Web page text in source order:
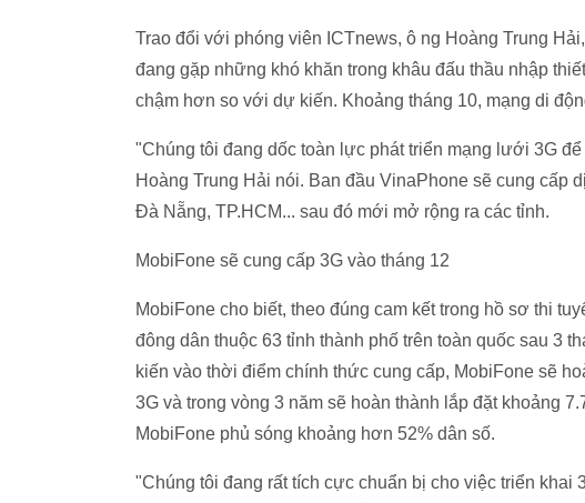
Trao đổi với phóng viên ICTnews, ô ng Hoàng Trung
đang gặp những khó khăn trong khâu đấu thầu nhập
chậm hơn so với dự kiến. Khoảng tháng 10, mạng di
"Chúng tôi đang dốc toàn lực phát triển mạng lưới 3G
Hoàng Trung Hải nói. Ban đầu VinaPhone sẽ cung cấp
Đà Nẵng, TP.HCM... sau đó mới mở rộng ra các tỉnh.
MobiFone sẽ cung cấp 3G vào tháng 12
MobiFone cho biết, theo đúng cam kết trong hồ sơ thi
đông dân thuộc 63 tỉnh thành phố trên toàn quốc sau 3
kiến vào thời điểm chính thức cung cấp, MobiFone sẽ
3G và trong vòng 3 năm sẽ hoàn thành lắp đặt khoảng
MobiFone phủ sóng khoảng hơn 52% dân số.
"Chúng tôi đang rất tích cực chuẩn bị cho việc triển